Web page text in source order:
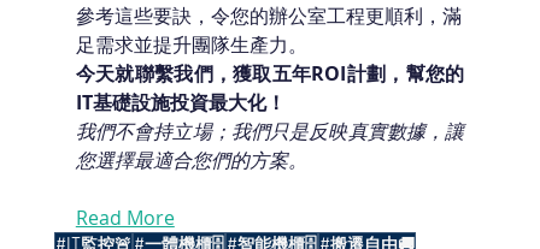
參考這些要訣，令您的辦公室工程更順利，滿
足需求並提升團隊生產力。
今天就聯繫我們，獲取五年ROI計劃，幫您的
IT基礎設施投資最大化！
我們不會持立場；我們只是反映真實數據，讓
您選擇最適合您們的方案。
Read More
#IT監控🚨 #一體機櫃🗄️ #智能機櫃🗄️ #搬遷自由🚚